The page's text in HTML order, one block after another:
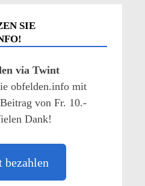
SIE
via Twint
obfelden.info mit
von Fr. 10.-
Dank!